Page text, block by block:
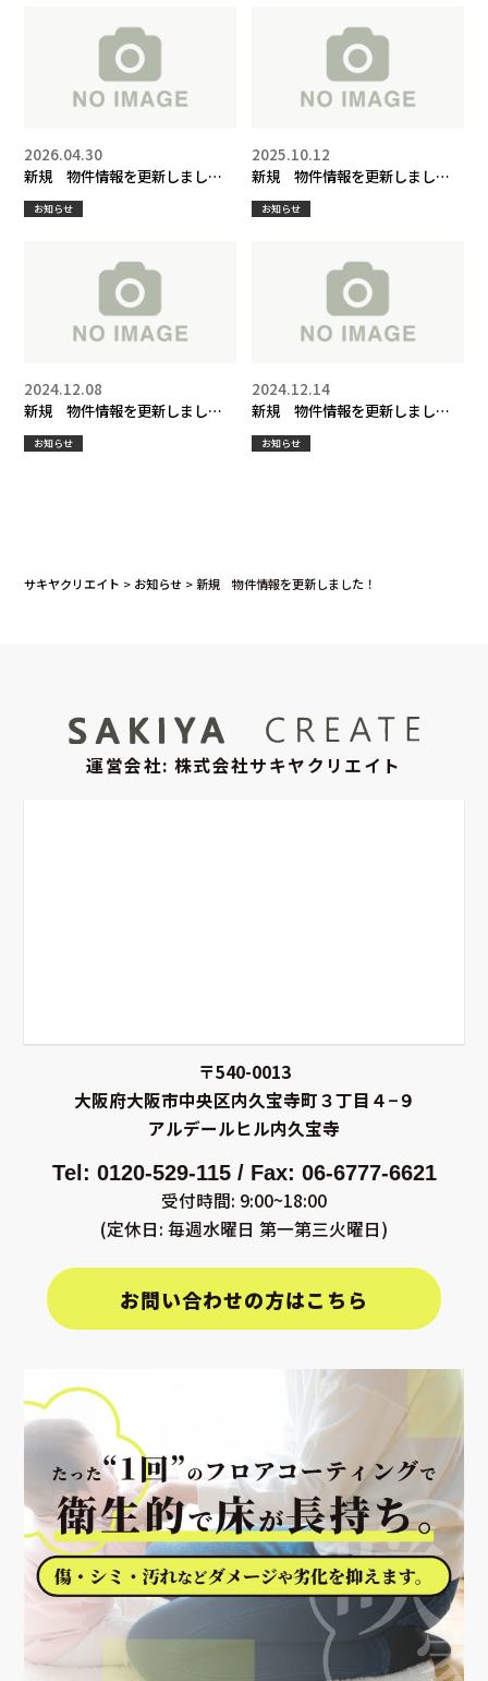
新規 物件情報を更新しまし
た！
2026.04.30
お知らせ
新規 物件情報を更新しまし
た！
2025.10.12
お知らせ
新規 物件情報を更新しまし
た！
2024.12.08
お知らせ
新規 物件情報を更新しまし
た！
2024.12.14
お知らせ
サキヤクリエイト > お知らせ >新規 物件情報を更新しました！
運営会社: 株式会社サキヤクリエイト
〒540-0013
大阪府大阪市中央区内久宝寺町３丁目４−９
アルデールヒル内久宝寺
Tel: 0120-529-115 / Fax: 06-6777-6621
受付時間: 9:00~18:00
(定休日: 毎週水曜日 第一第三火曜日)
お問い合わせの方はこちら